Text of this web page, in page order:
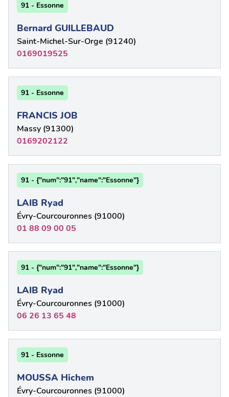
91 - Essonne
Bernard GUILLEBAUD
Saint-Michel-Sur-Orge (91240)
0169019525
91 - Essonne
FRANCIS JOB
Massy (91300)
0169202122
91 - {"num":"91","name":"Essonne"}
LAIB Ryad
Évry-Courcouronnes (91000)
01 88 09 00 05
91 - {"num":"91","name":"Essonne"}
LAIB Ryad
Évry-Courcouronnes (91000)
06 26 13 65 48
91 - Essonne
MOUSSA Hichem
Évry-Courcouronnes (91000)